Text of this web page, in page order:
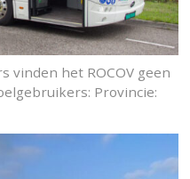
vinden het ROCOV geen
Provincie: